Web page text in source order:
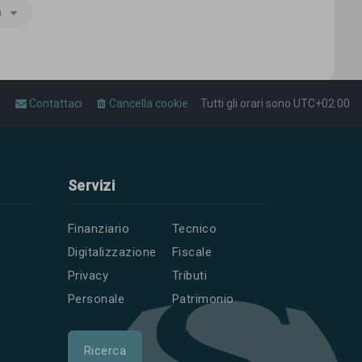
Tutti gli orari sono UTC+02:00
Cancella cookie
Contattaci
Servizi
Finanziario
Digitalizzazione
Privacy
Personale
Tecnico
Fiscale
Tributi
Patrimonio
Ricerca